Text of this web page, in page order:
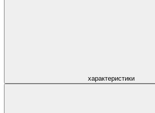
характеристики